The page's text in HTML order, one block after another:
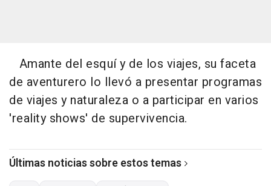
Amante del esquí y de los viajes, su faceta
de aventurero lo llevó a presentar programas
de viajes y naturaleza o a participar en varios
'reality shows' de supervivencia.
Últimas noticias sobre estos temas